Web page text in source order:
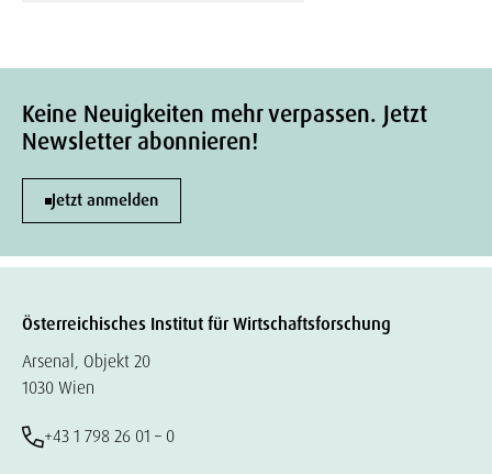
Keine Neuigkeiten mehr verpassen. Jetzt
Newsletter abonnieren!
Jetzt anmelden
Österreichisches Institut für Wirtschaftsforschung
Arsenal, Objekt 20
1030 Wien
+43 1 798 26 01 – 0